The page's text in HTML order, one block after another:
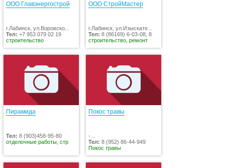
ООО Главэнергострой
г.Лабинск, ул.Воровско...
Тел: +7 953 079 02 19
строительство
ООО СтройМастер
г.Лабинск, ул.Изыскате...
Тел: 8 (86169) 6-03-08, 8
строительство, ремонт
Пирамида
Тел: 8 (903)458-95-80
отделочные работы, стр
Покос травы
-...
Тел: 8 (952) 86-44-949
Покос травы